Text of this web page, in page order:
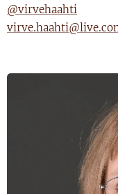
@virvehaahti